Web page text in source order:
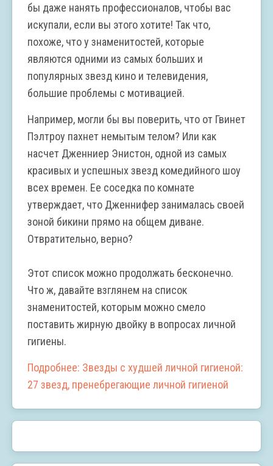
бы даже нанять профессионалов, чтобы вас
искупали, если вы этого хотите! Так что,
похоже, что у знаменитостей, которые
являются одними из самых больших и
популярных звезд кино и телевидения,
большие проблемы с мотивацией.
Например, могли бы вы поверить, что от Гвинет
Пэлтроу пахнет немытым телом? Или как
насчет Дженниер Энистон, одной из самых
красивых и успешных звезд комедийного шоу
всех времен. Ее соседка по комнате
утверждает, что Дженнифер занималась своей
зоной бикини прямо на общем диване.
Отвратительно, верно?
Этот список можно продолжать бесконечно.
Что ж, давайте взглянем на список
знаменитостей, которым можно смело
поставить жирную двойку в вопросах личной
гигиены.
Подробнее: Звезды с худшей личной гигиеной:
27 звезд, пренебрегающие личной гигиеной